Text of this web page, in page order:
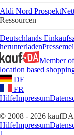
Aldi Nord Prospekt
Ressourcen
Deutschlands
herunterladen
Member
location based
DE
FR
HilfeImpressum
© 2008 - 2026 kaufDA
HilfeImpressum